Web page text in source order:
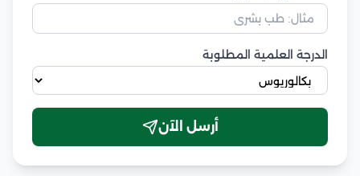
الدرجة العلمية المطلوبة
أرسل الآن